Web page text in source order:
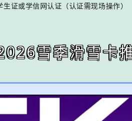
生证或学信网认证（认证需现场操作）
雪季滑雪卡